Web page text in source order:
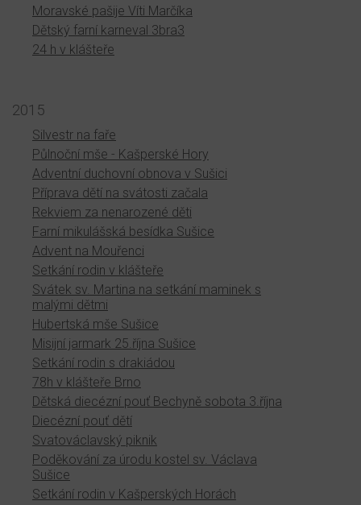
Moravské pašije Víti Marčíka
Dětský farní karneval 3bra3
24 h v klášteře
2015
Silvestr na faře
Půlnoční mše - Kašperské Hory
Adventní duchovní obnova v Sušici
Příprava dětí na svátosti začala
Rekviem za nenarozené děti
Farní mikulášská besídka Sušice
Advent na Mouřenci
Setkání rodin v klášteře
Svátek sv. Martina na setkání maminek s
malými dětmi
Hubertská mše Sušice
Misijní jarmark 25.října Sušice
Setkání rodin s drakiádou
78h v klášteře Brno
Dětská diecézní pouť Bechyně sobota 3.října
Diecézní pouť dětí
Svatováclavský piknik
Poděkování za úrodu kostel sv. Václava
Sušice
Setkání rodin v Kašperských Horách